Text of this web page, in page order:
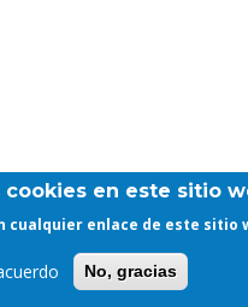
cookies en este sitio
cualquier enlace de este
No, gracias